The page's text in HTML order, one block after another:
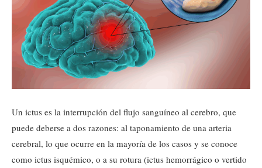
Un ictus es la interrupción del flujo sanguíneo al cerebro, que
puede deberse a dos razones: al taponamiento de una arteria
cerebral, lo que ocurre en la mayoría de los casos y se conoce
como ictus isquémico, o a su rotura (ictus hemorrágico o vertido